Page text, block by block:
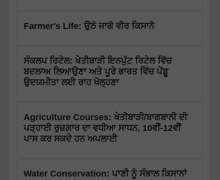
Farmer's Life: ਉਠੋ ਜਾਗੋ ਵੀਰ ਕਿਸਾਨੋ
ਸੰਕਲਪ ਰਿਟੇਲ: ਖੇਤੀਬਾੜੀ ਇਨਪੁੱਟ ਰਿਟੇਲ ਵਿੱਚ
ਬਦਲਾਅ ਲਿਆਉਣਾ ਅਤੇ ਪੂਰੇ ਭਾਰਤ ਵਿੱਚ ਪੇਂਡੂ
ਉਦਯਮੀਤਾ ਲਈ ਰਾਹ ਖੋਲ੍ਹਣਾ
Agriculture Courses: ਖੇਤੀਬਾੜੀ/ਬਾਗਬਾਨੀ ਦੀ
ਪੜ੍ਹਾਈ ਰੁਜ਼ਗਾਰ ਦਾ ਵਧੀਆ ਸਾਧਨ, 10ਵੀਂ-12ਵੀਂ
ਪਾਸ ਕਰ ਸਕਦੇ ਹਨ ਅਪਲਾਈ
Water Conservation: ਪਾਣੀ ਨੂੰ ਸੰਭਾਲ ਕਿਸਾਨਾਂ